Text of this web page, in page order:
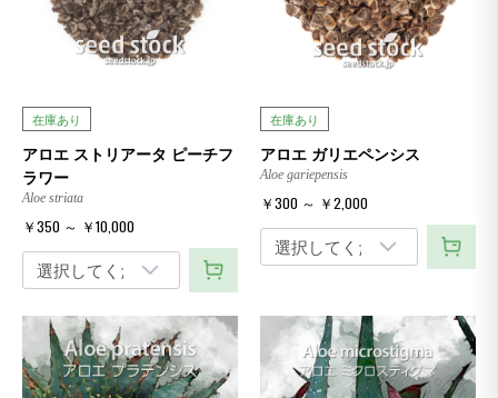
在庫あり
アロエ ストリアータ ピーチフ
ラワー
Aloe striata
￥350 ～ ￥10,000
在庫あり
アロエ ガリエペンシス
Aloe gariepensis
￥300 ～ ￥2,000